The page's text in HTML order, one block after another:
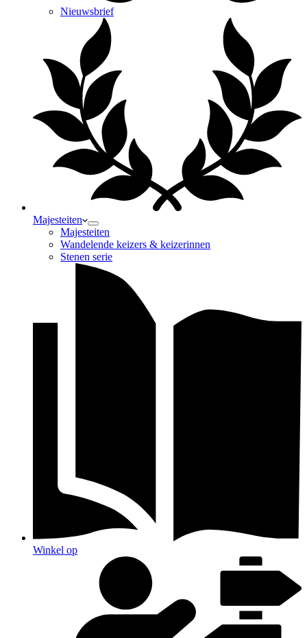
Nieuwsbrief
Majesteiten
Majesteiten
Wandelende keizers & keizerinnen
Stenen serie
Winkel op